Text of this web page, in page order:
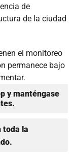
de
de la ciudad
el monitoreo
permanece bajo
y manténgase
toda la